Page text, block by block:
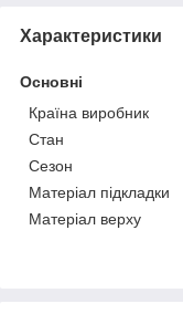
Характеристики
Основні
Країна виробник
Стан
Сезон
Матеріал підкладки
Матеріал верху